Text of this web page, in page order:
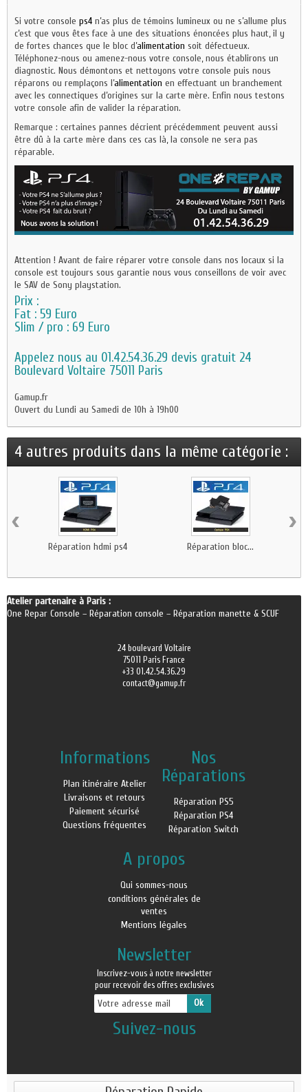
Si votre console ps4 n’as plus de témoins lumineux ou ne s’allume plus
c’est que vous êtes face à une des situations énoncées plus haut, il y
de fortes chances que le bloc d’alimentation soit défectueux.
Téléphonez-nous ou amenez-nous votre console, nous établirons un
diagnostic. Nous démontons et nettoyons votre console puis nous
réparons ou remplaçons l’alimentation en effectuant un branchement
avec les connectiques d’origines sur la carte mère. Enfin nous testons
votre console afin de valider la réparation.
Remarque : certaines pannes décrient précédemment peuvent aussi
être dû à la carte mère dans ces cas là, la console ne sera pas
réparable.
Attention ! Avant de faire réparer votre console dans nos locaux si la
console est toujours sous garantie nous vous conseillons de voir avec
le SAV de Sony playstation.
Prix :
Fat : 59 Euro
Slim / pro : 69 Euro
Appelez nous au 01.42.54.36.29 devis gratuit 24
Boulevard Voltaire 75011 Paris
Gamup.fr
Ouvert du Lundi au Samedi de 10h à 19h00
4 autres produits dans la même catégorie :
Réparation hdmi ps4 Réparation bloc...
‹ ›
Atelier partenaire à Paris :
One Repar Console – Réparation console – Réparation manette & SCUF
24 boulevard Voltaire
75011 Paris France
+33 01.42.54.36.29
contact@gamup.fr
Informations
Plan itinéraire Atelier
Livraisons et retours
Paiement sécurisé
Questions fréquentes
Nos
Réparations
Réparation PS5
Réparation PS4
Réparation Switch
A propos
Qui sommes-nous
conditions générales de
ventes
Mentions légales
Newsletter
Inscrivez-vous à notre newsletter
pour recevoir des offres exclusives
Suivez-nous